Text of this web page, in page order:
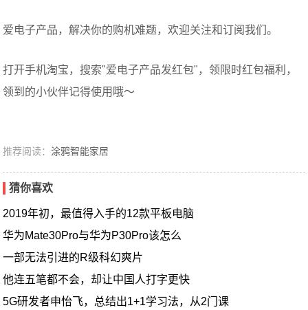
爱电子产品，解决你的购机难题，欢迎关注和订阅我们。
打开手机淘宝，搜索"爱电子产品发红包"，领限时红包福利，
领到的小伙伴记得使用哦～
推荐阅读：涂鸦智能家居
猜你喜欢
2019年初，最值得入手的12款平板电脑
华为Mate30Pro与华为P30Pro该怎么
一部无法引进的R级科幻爽片
他连五笔都不会，却让中国人打字更快
5G研发者申怡飞，总结出1+1学习法，从2门课